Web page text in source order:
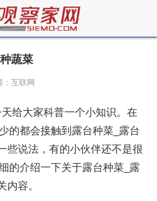
蔬菜
：互联网
给大家科普一个小知识。在
的都会接触到露台种菜_露台
些说法，有的小伙伴还不是很
的介绍一下关于露台种菜_露
内容。